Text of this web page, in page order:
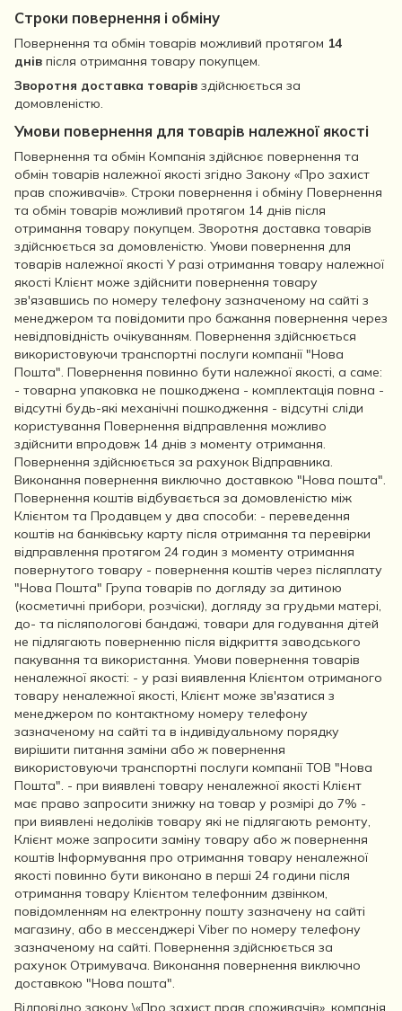
Строки повернення і обміну
Повернення та обмін товарів можливий протягом 14
днів після отримання товару покупцем.
Зворотня доставка товарів здійснюється за
домовленістю.
Умови повернення для товарів належної якості
Повернення та обмін Компанія здійснює повернення та
обмін товарів належної якості згідно Закону «Про захист
прав споживачів». Строки повернення і обміну Повернення
та обмін товарів можливий протягом 14 днів після
отримання товару покупцем. Зворотня доставка товарів
здійснюється за домовленістю. Умови повернення для
товарів належної якості У разі отримання товару належної
якості Клієнт може здійснити повернення товару
зв'язавшись по номеру телефону зазначеному на сайті з
менеджером та повідомити про бажання повернення через
невідповідність очікуванням. Повернення здійснюється
використовуючи транспортні послуги компанії "Нова
Пошта". Повернення повинно бути належної якості, а саме:
- товарна упаковка не пошкоджена - комплектація повна -
відсутні будь-які механічні пошкодження - відсутні сліди
користування Повернення відправлення можливо
здійснити впродовж 14 днів з моменту отримання.
Повернення здійснюється за рахунок Відправника.
Виконання повернення виключно доставкою "Нова пошта".
Повернення коштів відбувається за домовленістю між
Клієнтом та Продавцем у два способи: - переведення
коштів на банківську карту після отримання та перевірки
відправлення протягом 24 годин з моменту отримання
повернутого товару - повернення коштів через післяплату
"Нова Пошта" Група товарів по догляду за дитиною
(косметичні прибори, розчіски), догляду за грудьми матері,
до- та післяпологові бандажі, товари для годування дітей
не підлягають поверненню після відкриття заводського
пакування та використання. Умови повернення товарів
неналежної якості: - у разі виявлення Клієнтом отриманого
товару неналежної якості, Клієнт може зв'язатися з
менеджером по контактному номеру телефону
зазначеному на сайті та в індивідуальному порядку
вирішити питання заміни або ж повернення
використовуючи транспортні послуги компанії ТОВ "Нова
Пошта". - при виявлені товару неналежної якості Клієнт
має право запросити знижку на товар у розмірі до 7% -
при виявлені недоліків товару які не підлягають ремонту,
Клієнт може запросити заміну товару або ж повернення
коштів Інформування про отримання товару неналежної
якості повинно бути виконано в перші 24 години після
отримання товару Клієнтом телефонним дзвінком,
повідомленням на електронну пошту зазначену на сайті
магазину, або в мессенджері Viber по номеру телефону
зазначеному на сайті. Повернення здійснюється за
рахунок Отримувача. Виконання повернення виключно
доставкою "Нова пошта".
Відповідно закону\«Про захист прав споживачів» , компанія